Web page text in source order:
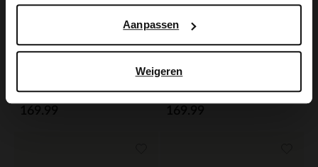
Aanpassen
Weigeren
169.99
Van Lier